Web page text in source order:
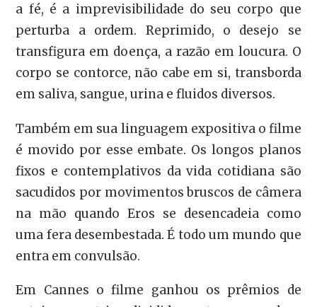
a fé, é a imprevisibilidade do seu corpo que
perturba a ordem. Reprimido, o desejo se
transfigura em doença, a razão em loucura. O
corpo se contorce, não cabe em si, transborda
em saliva, sangue, urina e fluidos diversos.
Também em sua linguagem expositiva o filme
é movido por esse embate. Os longos planos
fixos e contemplativos da vida cotidiana são
sacudidos por movimentos bruscos de câmera
na mão quando Eros se desencadeia como
uma fera desembestada. É todo um mundo que
entra em convulsão.
Em Cannes o filme ganhou os prêmios de